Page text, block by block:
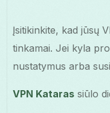
Įsitikinkite, kad jūsų
tinkamai. Jei kyla
nustatymus arba
VPN Kataras siūlo